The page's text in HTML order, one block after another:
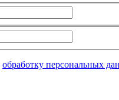
обработку персональных